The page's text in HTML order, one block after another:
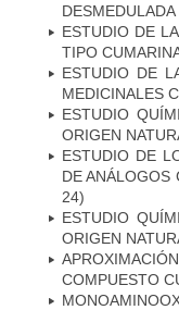
DESMEDULADA
ESTUDIO DE
TIPO
ESTUDIO DE
MEDICINALES
ESTUDIO
ORIGEN
ESTUDIO DE
DE ANÁLOGOS
24)
ESTUDIO
ORIGEN
COMPUESTO